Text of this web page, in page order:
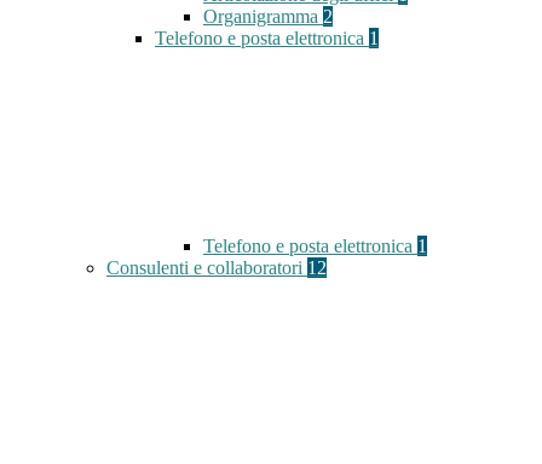
Organigramma 2
Telefono e posta elettronica 1
Telefono e posta elettronica 1
Consulenti e collaboratori 12